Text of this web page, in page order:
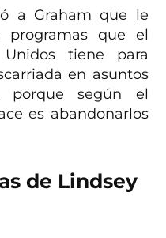
a Graham que le
que el
tiene para
en asuntos
porque según el
es abandonarlos
de Lindsey